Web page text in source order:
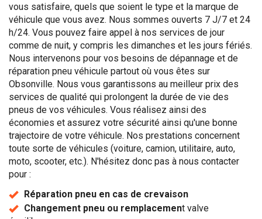
vous satisfaire, quels que soient le type et la marque de
véhicule que vous avez. Nous sommes ouverts 7 J/7 et 24
h/24. Vous pouvez faire appel à nos services de jour
comme de nuit, y compris les dimanches et les jours fériés.
Nous intervenons pour vos besoins de dépannage et de
réparation pneu véhicule partout où vous êtes sur
Obsonville. Nous vous garantissons au meilleur prix des
services de qualité qui prolongent la durée de vie des
pneus de vos véhicules. Vous réalisez ainsi des
économies et assurez votre sécurité ainsi qu'une bonne
trajectoire de votre véhicule. Nos prestations concernent
toute sorte de véhicules (voiture, camion, utilitaire, auto,
moto, scooter, etc.). N'hésitez donc pas à nous contacter
pour :
Réparation pneu en cas de crevaison
Changement pneu ou remplacement valve